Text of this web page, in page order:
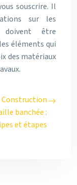
souscrire. Il
sur les
doivent être
éléments qui
des matériaux
Construction
banchée :
et étapes